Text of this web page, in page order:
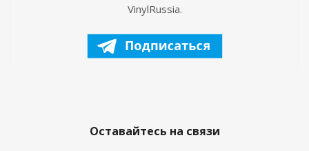
VinylRussia.
Оставайтесь на связи